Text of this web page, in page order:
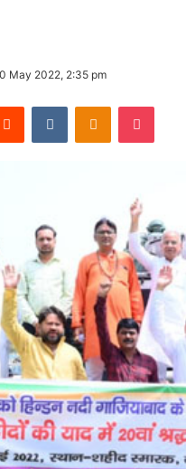
May 2022, 2:35 pm
Reddit VKontakteOdnoklassniki
Pocket